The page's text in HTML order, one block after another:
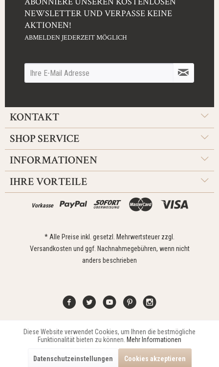
NEWSLETTER UND VERPASSE KEINE
AKTIONEN!
ABMELDEN JEDERZEIT MÖGLICH
KONTAKT
SHOP SERVICE
INFORMATIONEN
IHRE VORTEILE
Vorkasse
* Alle Preise inkl. gesetzl. Mehrwertsteuer zzgl.
Versandkosten und ggf. Nachnahmegebühren, wenn nicht
anders beschrieben
Kontakt Widerrufsrecht Impressum Versand Datenschutz
Copyright © 2021 Edona Design GmbH // DesignDupp GmbH
Funktionale Aktiv
Aktiv
Diese Website verwendet Cookies, um Ihnen die bestmögliche
Funktionalität bieten zu können. Mehr Informationen
Datenschutzeinstellungen Cookies akzeptieren